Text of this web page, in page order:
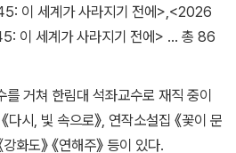
이 세계가 사라지기 전에> <2026
이 세계가 사라지기 전에> … 총 86
를 거쳐 한림대 석좌교수로 재직 중이
다시, 빛 속으로》, 연작소설집 《꽃이 문
화도》 《연해주》 등이 있다.